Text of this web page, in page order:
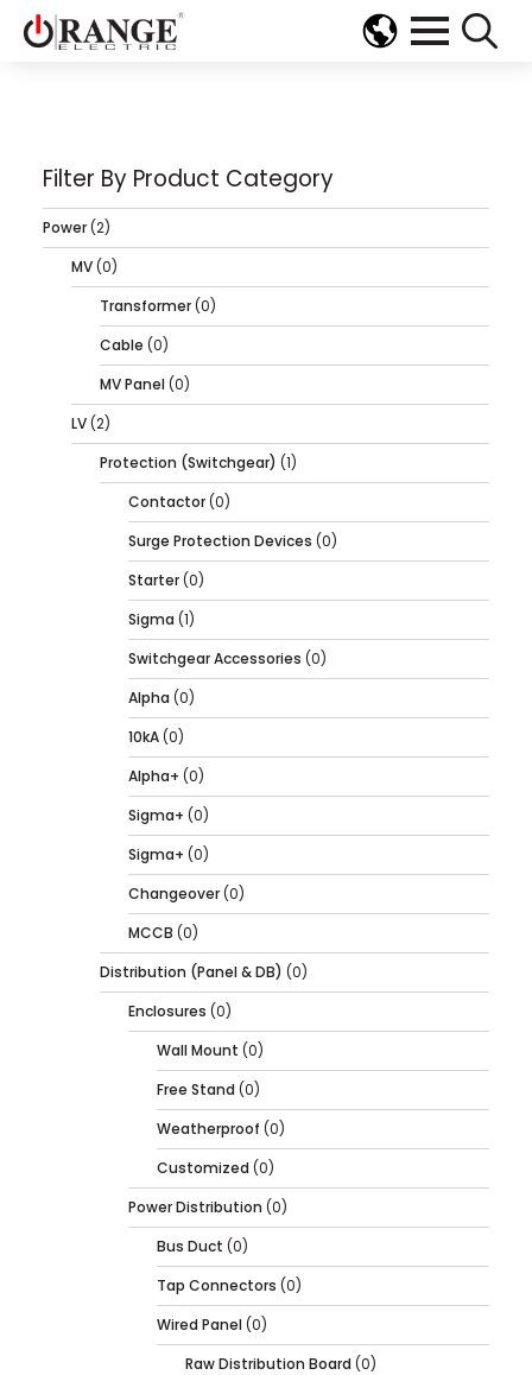
Filter By Product Category
Power(2)
MV(0)
Transformer(0)
Cable (0)
MV Panel(0)
LV(2)
Protection (Switchgear) (1)
Contactor(0)
Surge Protection Devices (0)
Starter(0)
Sigma (1)
Switchgear Accessories (0)
Alpha (0)
10kA(0)
Alpha+ (0)
Sigma+ (0)
Sigma+ (0)
Changeover(0)
MCCB (0)
Distribution (Panel & DB) (0)
Enclosures (0)
Wall Mount (0)
Free Stand (0)
Weatherproof (0)
Customized (0)
Power Distribution (0)
Bus Duct (0)
Tap Connectors (0)
Wired Panel(0)
Raw Distribution Board (0)